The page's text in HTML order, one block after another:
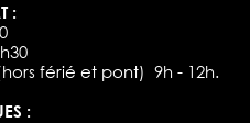
:
férié et pont) 9h - 12h.
: